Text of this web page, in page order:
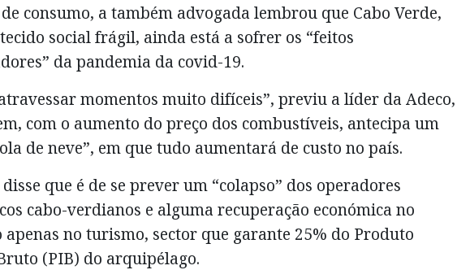
consumo, a também advogada lembrou que Cabo Verde,
social frágil, ainda está a sofrer os “feitos
da pandemia da covid-19.
momentos muito difíceis”, previu a líder da Adeco,
com o aumento do preço dos combustíveis, antecipa um
de neve”, em que tudo aumentará de custo no país.
que é de se prever um “colapso” dos operadores
cabo-verdianos e alguma recuperação económica no
no turismo, sector que garante 25% do Produto
(PIB) do arquipélago.